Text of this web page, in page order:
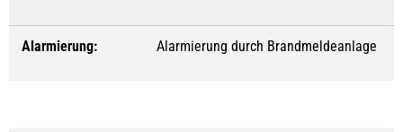
Alarmierung: Alarmierung durch Brandmeldeanlage